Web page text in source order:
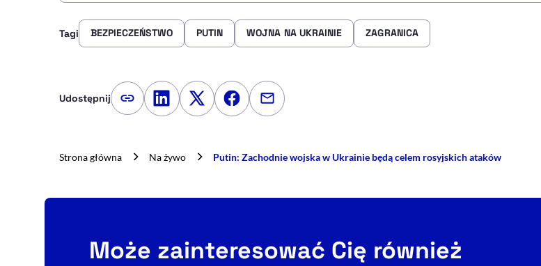
Tagi BEZPIECZEŃSTWO PUTIN WOJNA NA UKRAINIE ZAGRANICA
Udostępnij Kopiuj link artykułu
Udostępnij na LinkedIn
Udostępnij na Twitterze
Udostępnij na Facebooku
Udostępnij przez e-mail
Strona główna Na żywo Putin: Zachodnie wojska w Ukrainie będą celem rosyjskich ataków
Może zainteresować Cię również